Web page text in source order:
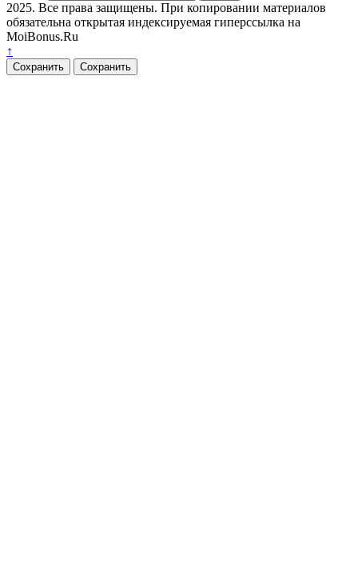
2025. Все права защищены. При копировании материалов
обязательна открытая индексируемая гиперссылка на
MoiBonus.Ru
↑